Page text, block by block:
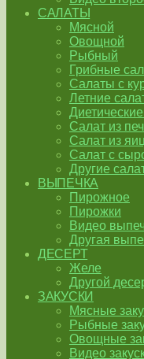
САЛАТЫ
Мясной
Овощной
Рыбный
Грибные
Салаты с
Летние
Салат из
Салат из яиц
Салат с
Другие
ВЫПЕЧКА
Пирожное
Пирожки
Видео
Другая
ДЕСЕРТ
Желе
Другой
ЗАКУСКИ
Мясные
Рыбные
Овощные
Видео